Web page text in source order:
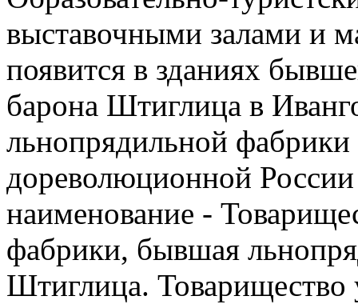
выставочными залами и
появится в зданиях
барона Штиглица в
льнопрядильной
дореволюционной
наименование -
фабрики, бывшая
Штиглица.